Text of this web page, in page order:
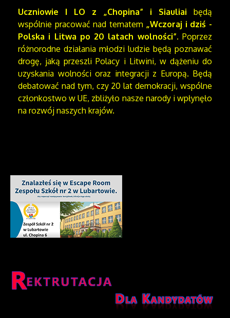
Uczniowie I LO z „Chopina” i Siauliai będą
wspólnie pracować nad tematem „Wczoraj i dziś -
Polska i Litwa po 20 latach wolności”. Poprzez
różnorodne działania młodzi ludzie będą poznawać
drogę, jaką przeszli Polacy i Litwini, w dążeniu do
uzyskania wolności oraz integracji z Europą. Będą
debatować nad tym, czy 20 lat demokracji, wspólne
członkostwo w UE, zbliżyło nasze narody i wpłynęło
na rozwój naszych krajów.